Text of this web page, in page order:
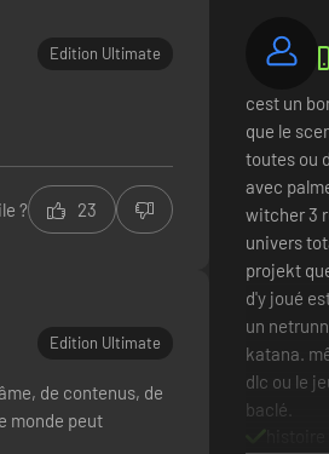
Edition Ultimate
? 23
Edition Ultimate
de contenus, de
monde peut
cest un
que le
toutes ou
avec
witcher 3
univers
projekt
d'y joué
un
katana.
dlc ou le
baclé.